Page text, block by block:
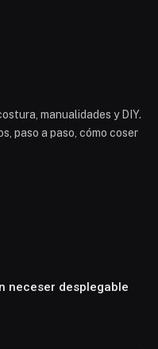
manualidades y DIY.
paso a paso, cómo coser
neceser desplegable